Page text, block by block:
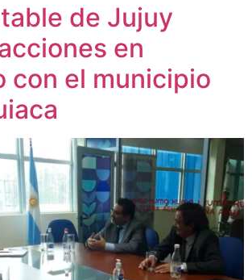
de Jujuy
en
con el municipio